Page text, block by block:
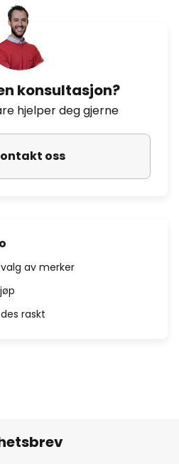
konsultasjon?
hjelper deg gjerne
oss
av merker
raskt